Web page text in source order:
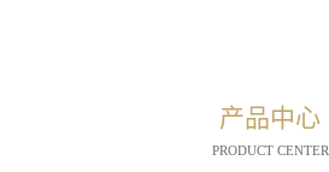
产品中心
PRODUCT CENTER